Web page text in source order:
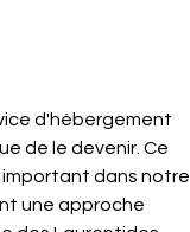
d'hébergement
de le devenir. Ce
important dans notre
une approche